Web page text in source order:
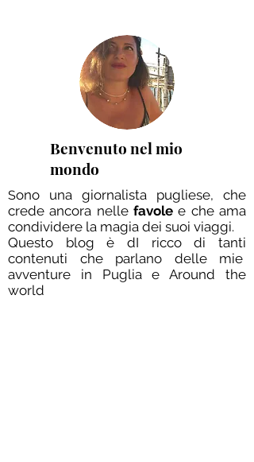
Internazionale del
Cioccolato più goloso
d’Italia
Benvenuto nel mio
mondo
Sono una giornalista pugliese, che
crede ancora nelle favole e che ama
condividere la magia dei suoi viaggi.
Questo blog è dI ricco di tanti
contenuti che parlano delle mie
avventure in Puglia e Around the
world